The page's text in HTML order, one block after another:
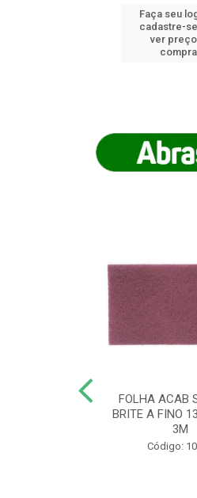
Faça seu
cadastre-
ver
FOLHA ACAB
BRITE A FINO
3M
Código: